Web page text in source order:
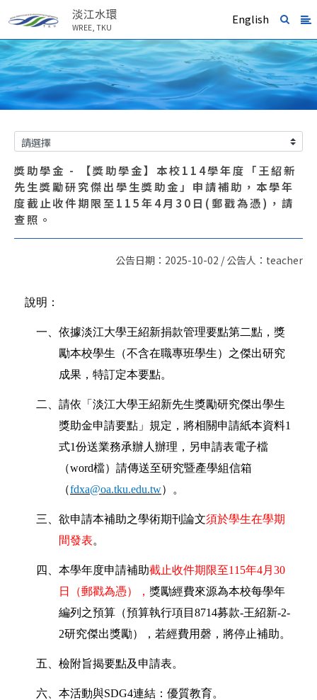
淡江水環
WREE, TKU
English
獎助學金 - 【獎助學金】本校114學年度「王紹新
先生獎勵研究傑出學生獎助金」申請補助，本學年
度截止收件期限至115年4月30日(郵戳為憑)，請
查照。
公告日期：2025-10-02 / 公告人：teacher
說明：
一、 依據淡江大學王紹新捐款管理要點第二點，獎
勵本校學生（不含在職專班學生）之傑出研究
成果，特訂定本要點。
二、 請依「淡江大學王紹新先生獎勵研究傑出學生
獎助金申請要點」規定，將相關申請紙本資料1
式1份送業務承辦人辦理，另申請表電子檔
（word檔）請傳送至研究暨產學組信箱
（fdxa@oa.tku.edu.tw）。
三、 欲申請本補助之學術期刊論文須於學生在學期
間發表。
四、 本學年度申請補助截止收件期限至115年4月 30
日（郵戳為憑）， 獎勵經費來源為本校每學年
編列之預算 （預算執行項目 8714募款-王紹新-2-
2研究傑出獎勵） ，若經費用磬，將停止補助。
五、 檢附旨揭要點及申請表。
六、 本活動與SDG4連結： 優質教育。